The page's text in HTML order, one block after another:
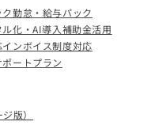
ク勤怠・給与パック
ル化・AI導入補助金活用
インボイス制度対応
ートプラン
版）